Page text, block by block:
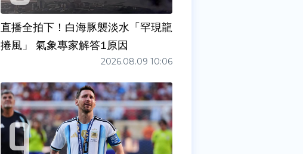
直播全拍下！白海豚襲淡水「罕現龍
捲風」 氣象專家解答1原因
2026.08.09 10:06